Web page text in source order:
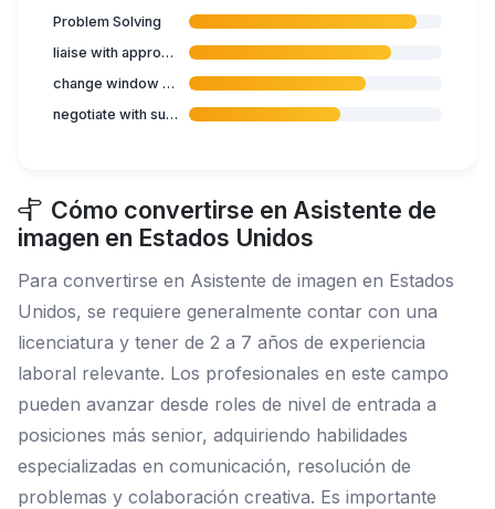
Problem Solving
liaise with appropriate staff for visual display
change window displays
negotiate with suppliers for visual material
Cómo convertirse en Asistente de
imagen en Estados Unidos
Para convertirse en Asistente de imagen en Estados
Unidos, se requiere generalmente contar con una
licenciatura y tener de 2 a 7 años de experiencia
laboral relevante. Los profesionales en este campo
pueden avanzar desde roles de nivel de entrada a
posiciones más senior, adquiriendo habilidades
especializadas en comunicación, resolución de
problemas y colaboración creativa. Es importante